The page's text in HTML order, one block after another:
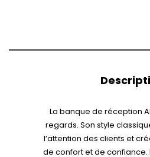
La banque de réception
regards. Son style
l’attention des clients et
de confort et de confiance.